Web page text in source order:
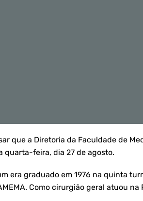
que a Diretoria da Faculdade de
quarta-feira, dia 27 de agosto.
era graduado em 1976 na quinta
Como cirurgião geral atuou na